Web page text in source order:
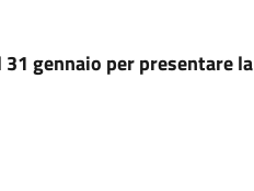
gennaio per presentare la